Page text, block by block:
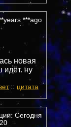
***ago
новая
идёт. ну
:: цитата
Сегодня